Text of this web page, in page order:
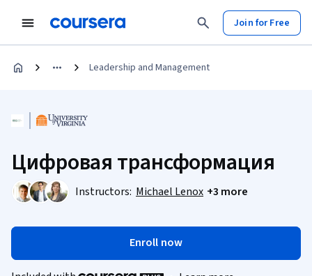
Join for Free
Leadership and Management
Цифровая трансформация
Instructors: Michael Lenox +3 more
Enroll now